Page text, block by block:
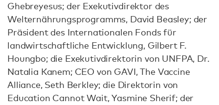
Ghebreyesus; der Exekutivdirektor des
Welternährungsprogramms, David Beasley; der
Präsident des Internationalen Fonds für
landwirtschaftliche Entwicklung, Gilbert F.
Houngbo; die Exekutivdirektorin von UNFPA, Dr.
Natalia Kanem; CEO von GAVI, The Vaccine
Alliance, Seth Berkley; die Direktorin von
Education Cannot Wait, Yasmine Sherif; der